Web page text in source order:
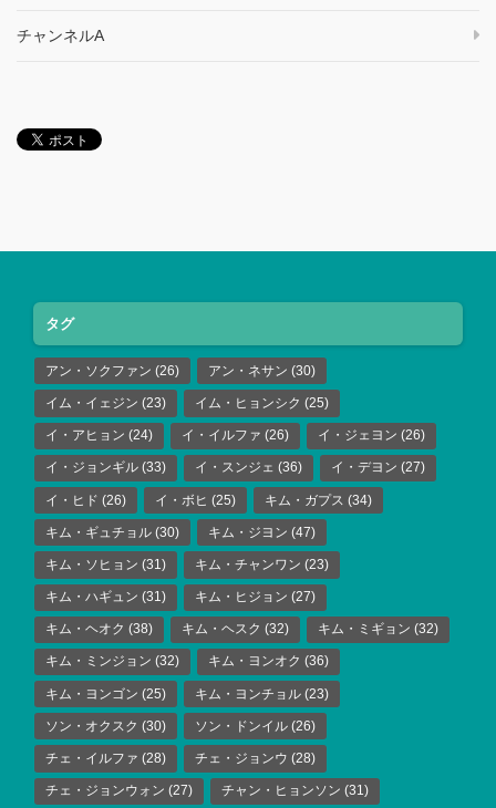
チャンネルA
タグ
アン・ソクファン (26) アン・ネサン (30)
イム・イェジン (23) イム・ヒョンシク (25)
イ・アヒョン (24) イ・イルファ (26) イ・ジェヨン (26)
イ・ジョンギル (33) イ・スンジェ (36) イ・デヨン (27)
イ・ヒド (26) イ・ボヒ (25) キム・ガプス (34)
キム・ギュチョル (30) キム・ジヨン (47)
キム・ソヒョン (31) キム・チャンワン (23)
キム・ハギュン (31) キム・ヒジョン (27)
キム・ヘオク (38) キム・ヘスク (32) キム・ミギョン (32)
キム・ミンジョン (32) キム・ヨンオク (36)
キム・ヨンゴン (25) キム・ヨンチョル (23)
ソン・オクスク (30) ソン・ドンイル (26)
チェ・イルファ (28) チェ・ジョンウ (28)
チェ・ジョンウォン (27) チャン・ヒョンソン (31)